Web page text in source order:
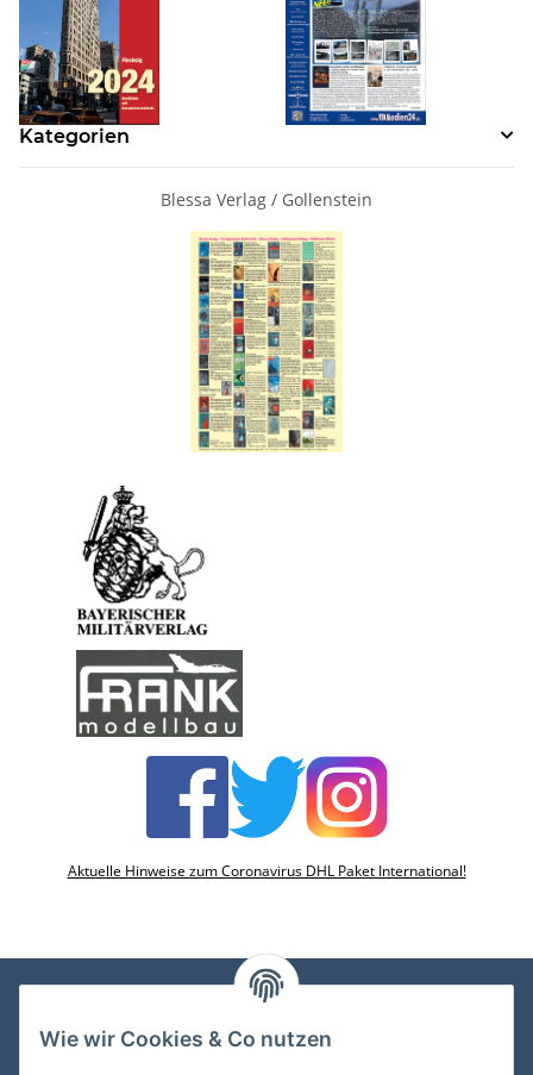
Kategorien
Blessa Verlag / Gollenstein
Aktuelle Hinweise zum Coronavirus DHL Paket International!
VDMedien24.de
Wie wir Cookies & Co nutzen